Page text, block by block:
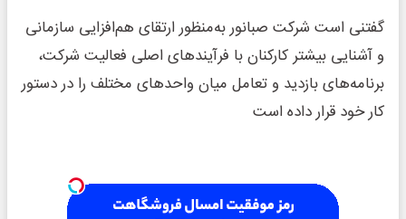
گفتنی است شرکت صبانور به‌منظور ارتقای هم‌افزایی سازمانی
و آشنایی بیشتر کارکنان با فرآیندهای اصلی فعالیت شرکت،
برنامه‌های بازدید و تعامل میان واحدهای مختلف را در دستور
کار خود قرار داده است